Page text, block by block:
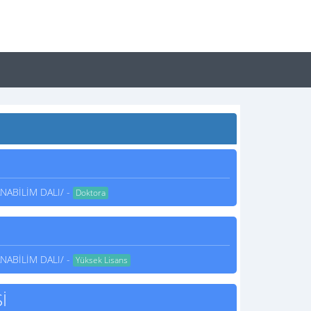
DALI/ - Doktora
DALI/ - Yüksek Lisans